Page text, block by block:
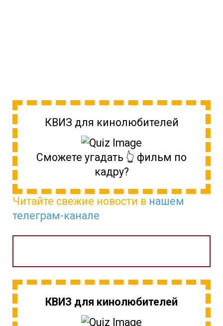
КВИЗ для кинолюбителей
Сможете угадать 👆 фильм по
кадру?
Читайте свежие новости в нашем
телеграм-канале
КВИЗ для кинолюбителей